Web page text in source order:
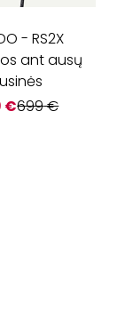
- RS2X
ant ausų
€699€